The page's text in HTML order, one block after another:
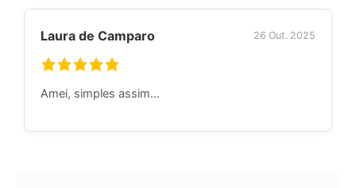
Laura de Camparo 26 Out. 2025
Amei, simples assim...